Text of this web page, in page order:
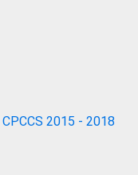
CPCCS 2015 - 2018